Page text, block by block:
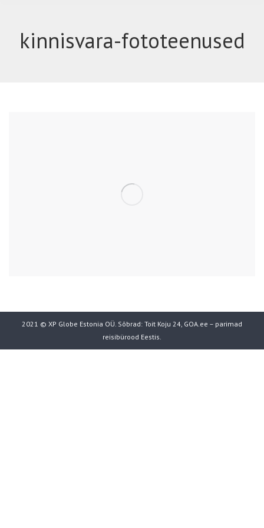
kinnisvara-fototeenused
2021 © XP Globe Estonia OÜ. Sõbrad: Toit Koju 24 GOA.ee – parimad
reisibürood Eestis